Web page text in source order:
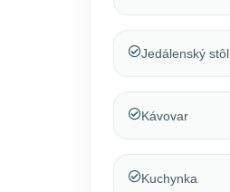
Jedálenský stôl
Kávovar
Kuchynka